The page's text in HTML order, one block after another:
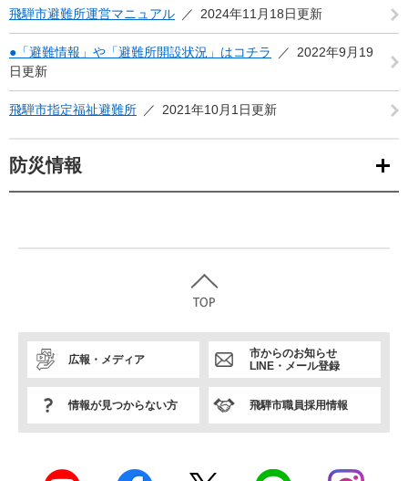
防災情報
飛騨市避難所運営マニュアル 2024年11月18日更新
●「避難情報」や「避難所開設状況」はコチラ
2022年9月19
日更新
飛騨市指定福祉避難所 2021年10月1日更新
広報・メディア
市からのお知らせ
LINE・メール登録
情報が見つからない方 飛騨市職員採用情報